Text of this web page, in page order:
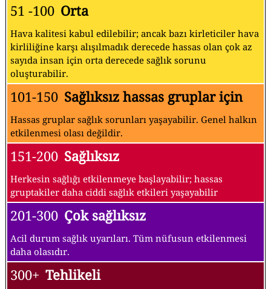
51 -100 Orta
Hava kalitesi kabul edilebilir; ancak bazı kirleticiler hava
kirliliğine karşı alışılmadık derecede hassas olan çok az
sayıda insan için orta derecede sağlık sorunu
oluşturabilir.
101-150 Sağlıksız hassas gruplar için
Hassas gruplar sağlık sorunları yaşayabilir. Genel halkın
etkilenmesi olası değildir.
151-200 Sağlıksız
Herkesin sağlığı etkilenmeye başlayabilir; hassas
gruptakiler daha ciddi sağlık etkileri yaşayabilir
201-300 Çok sağlıksız
Acil durum sağlık uyarıları. Tüm nüfusun etkilenmesi
daha olasıdır.
300+ Tehlikeli